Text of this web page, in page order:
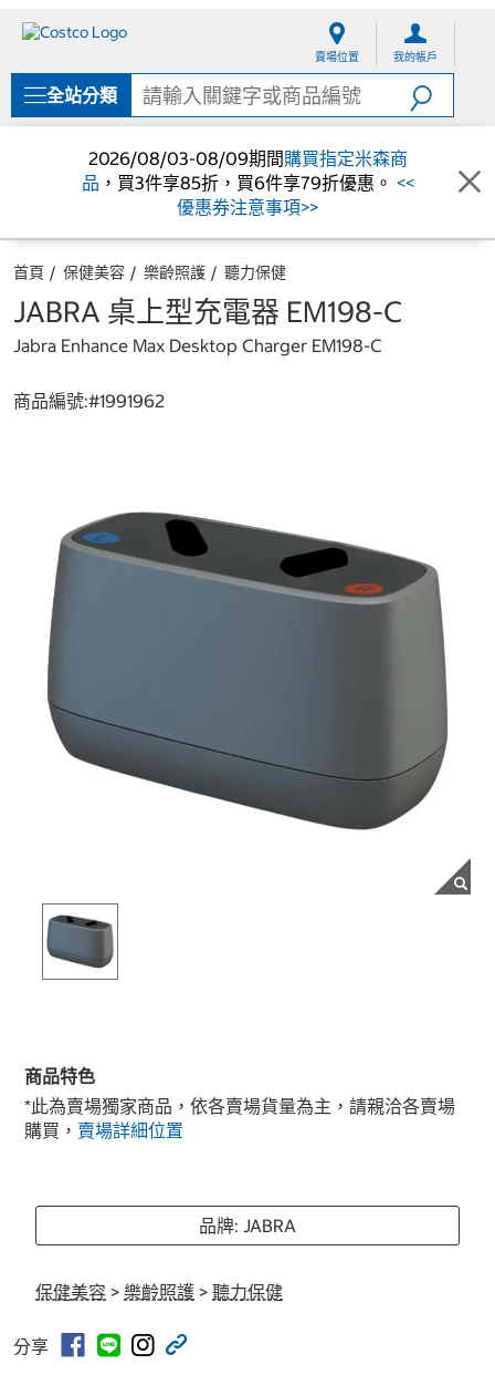
單
賣場位置 我的帳戶
全站分類
2026/08/03-08/09期間購買指定米森商
品 ，買3件享85折，買6件享79折優惠。 <<
優惠券注意事項>>
首頁 保健美容 樂齡照護 聽力保健
JABRA 桌上型充電器 EM198-C
Jabra Enhance Max Desktop Charger EM198-C
商品編號:#1991962
商品特色
*此為賣場獨家商品，依各賣場貨量為主，請親洽各賣場
購買， 賣場詳細位置
品牌: JABRA
保健美容 > 樂齡照護 > 聽力保健
分享